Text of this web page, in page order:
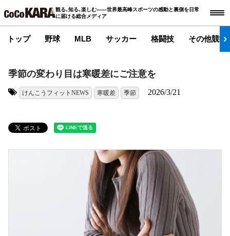
観る､知る､楽しむ――世界最高峰スポーツの感動と裏側を日常
に届ける総合メディア
トップ 野球 MLB サッカー 格闘技 その他競技
季節の変わり目は寒暖差にご注意を
けんこうフィットNEWS 寒暖差 季節 2026/3/21